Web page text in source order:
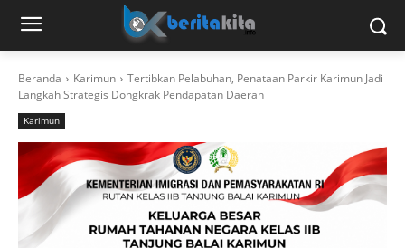
Beranda Karimun
Tertibkan Pelabuhan, Penataan Parkir Karimun Jadi
Langkah Strategis Dongkrak Pendapatan Daerah
Karimun